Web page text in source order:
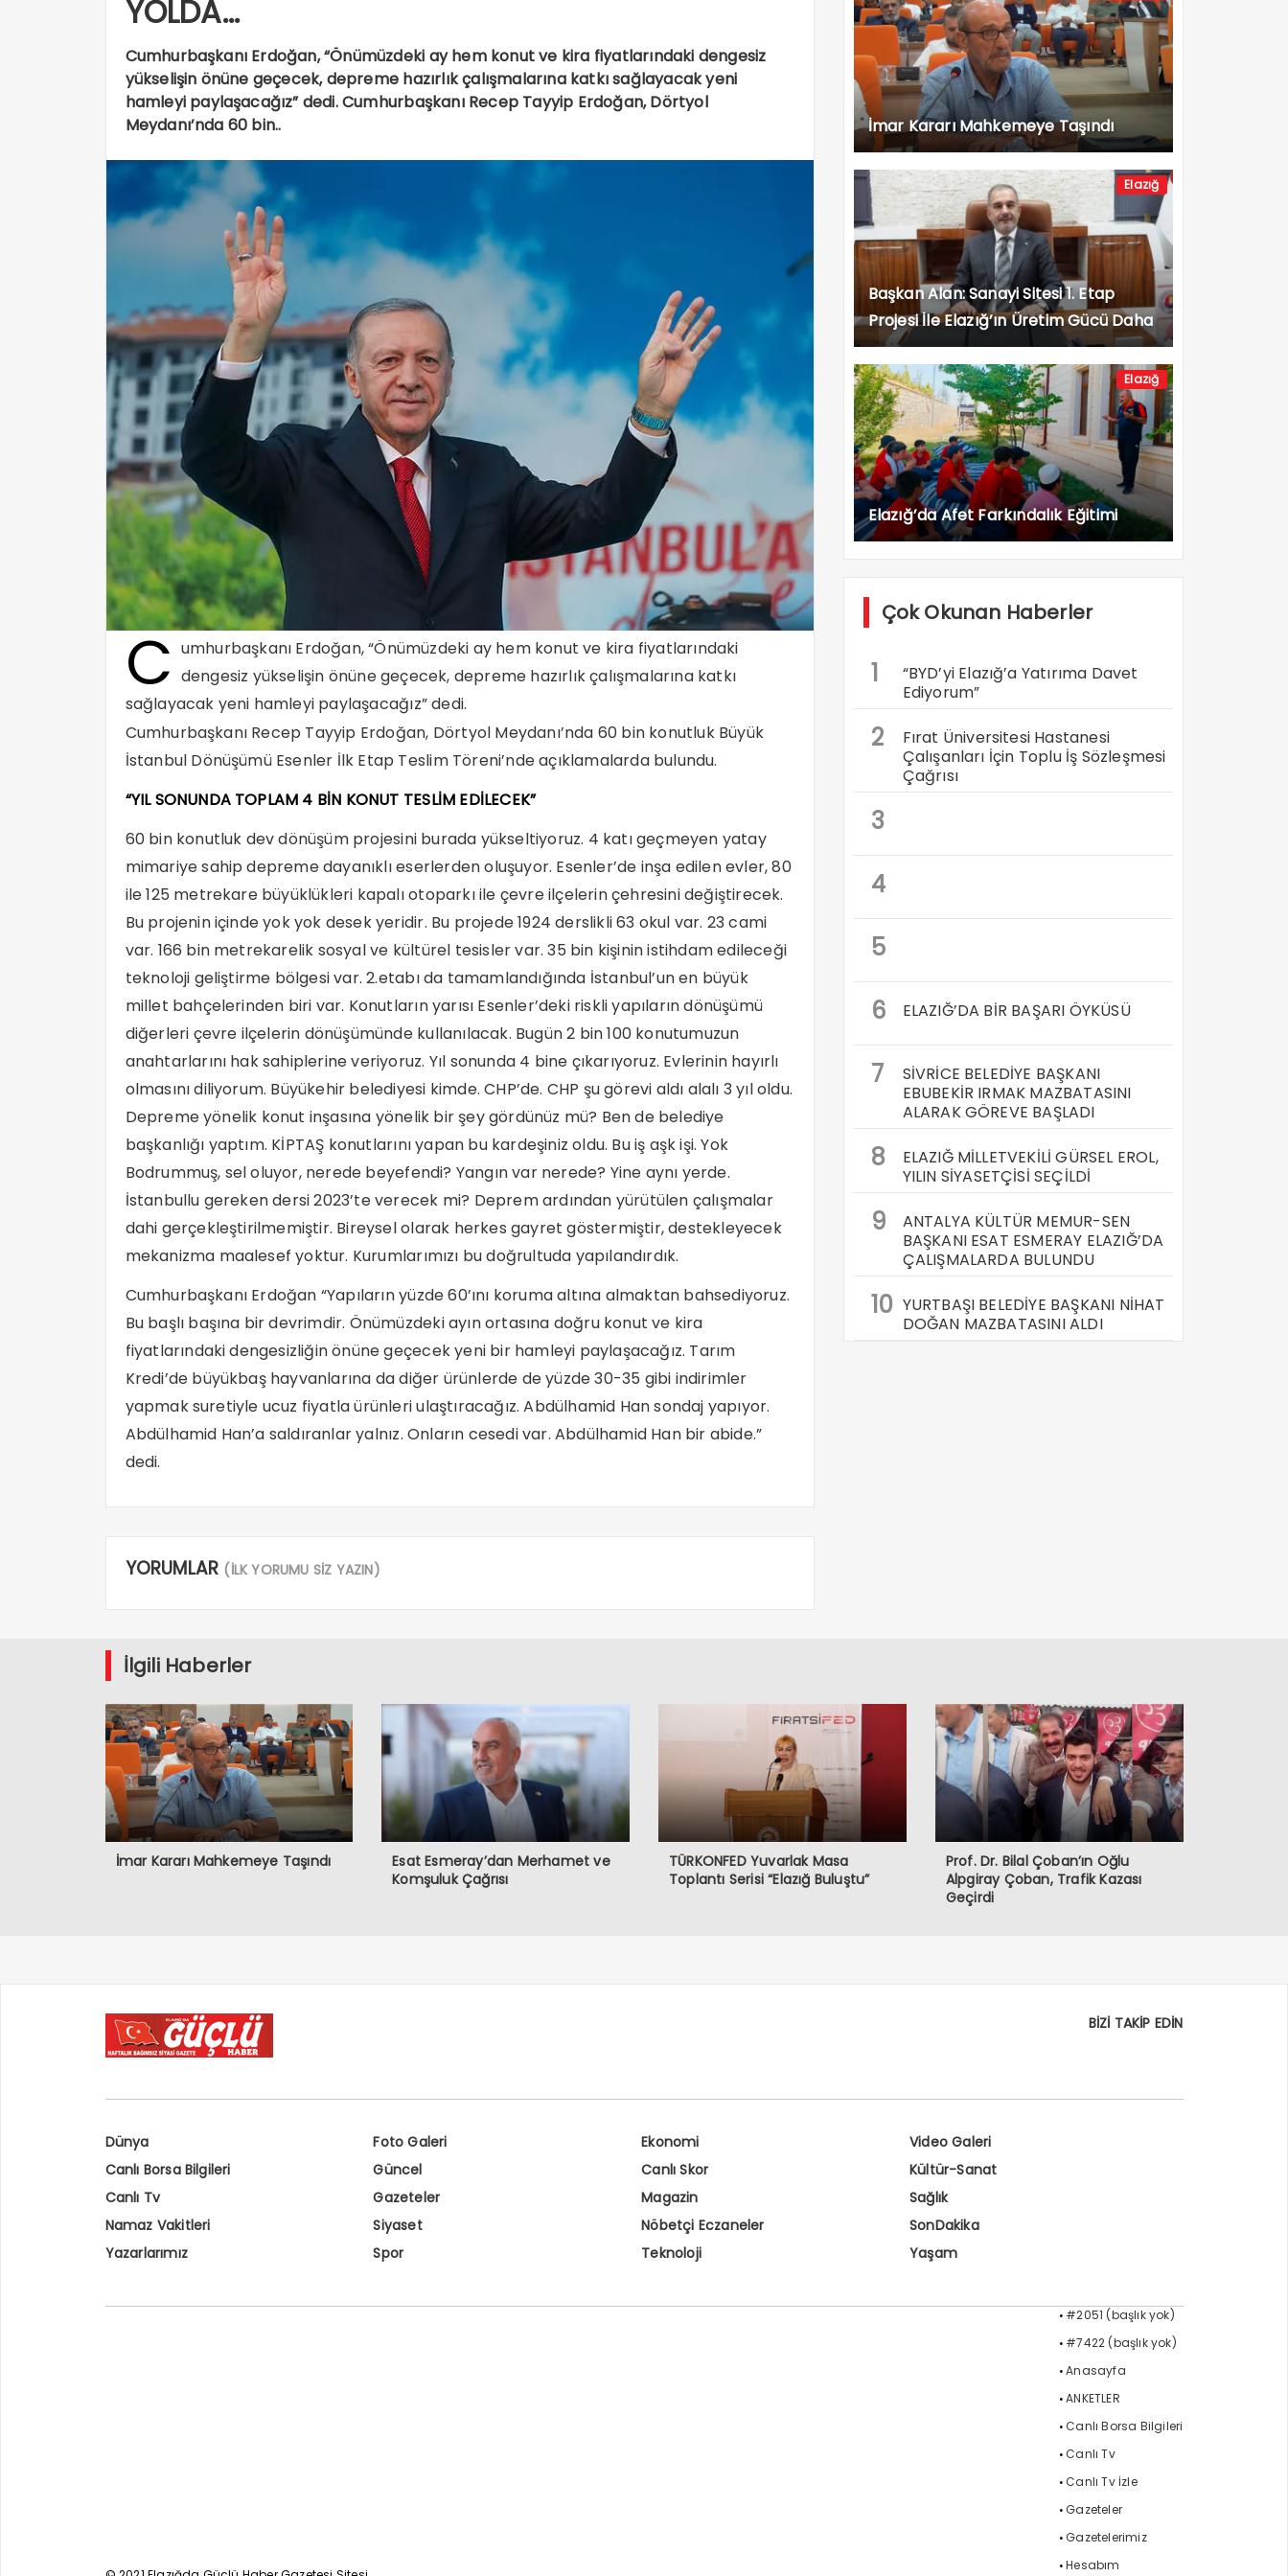
YOLDA…
Cumhurbaşkanı Erdoğan, “Önümüzdeki ay hem konut ve kira fiyatlarındaki dengesiz
yükselişin önüne geçecek, depreme hazırlık çalışmalarına katkı sağlayacak yeni
hamleyi paylaşacağız” dedi. Cumhurbaşkanı Recep Tayyip Erdoğan, Dörtyol
Meydanı’nda 60 bin..
C umhurbaşkanı Erdoğan, “Önümüzdeki ay hem konut ve kira fiyatlarındaki
dengesiz yükselişin önüne geçecek, depreme hazırlık çalışmalarına katkı
sağlayacak yeni hamleyi paylaşacağız” dedi.
Cumhurbaşkanı Recep Tayyip Erdoğan, Dörtyol Meydanı’nda 60 bin konutluk Büyük
İstanbul Dönüşümü Esenler İlk Etap Teslim Töreni’nde açıklamalarda bulundu.
“YIL SONUNDA TOPLAM 4 BİN KONUT TESLİM EDİLECEK”
60 bin konutluk dev dönüşüm projesini burada yükseltiyoruz. 4 katı geçmeyen yatay
mimariye sahip depreme dayanıklı eserlerden oluşuyor. Esenler’de inşa edilen evler, 80
ile 125 metrekare büyüklükleri kapalı otoparkı ile çevre ilçelerin çehresini değiştirecek.
Bu projenin içinde yok yok desek yeridir. Bu projede 1924 derslikli 63 okul var. 23 cami
var. 166 bin metrekarelik sosyal ve kültürel tesisler var. 35 bin kişinin istihdam edileceği
teknoloji geliştirme bölgesi var. 2.etabı da tamamlandığında İstanbul’un en büyük
millet bahçelerinden biri var. Konutların yarısı Esenler’deki riskli yapıların dönüşümü
diğerleri çevre ilçelerin dönüşümünde kullanılacak. Bugün 2 bin 100 konutumuzun
anahtarlarını hak sahiplerine veriyoruz. Yıl sonunda 4 bine çıkarıyoruz. Evlerinin hayırlı
olmasını diliyorum. Büyükehir belediyesi kimde. CHP’de. CHP şu görevi aldı alalı 3 yıl oldu.
Depreme yönelik konut inşasına yönelik bir şey gördünüz mü? Ben de belediye
başkanlığı yaptım. KİPTAŞ konutlarını yapan bu kardeşiniz oldu. Bu iş aşk işi. Yok
Bodrummuş, sel oluyor, nerede beyefendi? Yangın var nerede? Yine aynı yerde.
İstanbullu gereken dersi 2023’te verecek mi? Deprem ardından yürütülen çalışmalar
dahi gerçekleştirilmemiştir. Bireysel olarak herkes gayret göstermiştir, destekleyecek
mekanizma maalesef yoktur. Kurumlarımızı bu doğrultuda yapılandırdık.
Cumhurbaşkanı Erdoğan “Yapıların yüzde 60’ını koruma altına almaktan bahsediyoruz.
Bu başlı başına bir devrimdir. Önümüzdeki ayın ortasına doğru konut ve kira
fiyatlarındaki dengesizliğin önüne geçecek yeni bir hamleyi paylaşacağız. Tarım
Kredi’de büyükbaş hayvanlarına da diğer ürünlerde de yüzde 30-35 gibi indirimler
yapmak suretiyle ucuz fiyatla ürünleri ulaştıracağız. Abdülhamid Han sondaj yapıyor.
Abdülhamid Han’a saldıranlar yalnız. Onların cesedi var. Abdülhamid Han bir abide.”
dedi.
YORUMLAR (İLK YORUMU SİZ YAZIN)
İmar Kararı Mahkemeye Taşındı
Elazığ
Başkan Alan: Sanayi Sitesi 1. Etap
Projesi İle Elazığ’ın Üretim Gücü Daha
da Artacak”
Elazığ
Elazığ’da Afet Farkındalık Eğitimi
Çok Okunan Haberler
1
“BYD’yi Elazığ’a Yatırıma Davet
Ediyorum”
2
Fırat Üniversitesi Hastanesi
Çalışanları İçin Toplu İş Sözleşmesi
Çağrısı
3
4
5
6
ELAZIĞ’DA BİR BAŞARI ÖYKÜSÜ
7
SİVRİCE BELEDİYE BAŞKANI
EBUBEKİR IRMAK MAZBATASINI
ALARAK GÖREVE BAŞLADI
8
ELAZIĞ MİLLETVEKİLİ GÜRSEL EROL,
YILIN SİYASETÇİSİ SEÇİLDİ
9
ANTALYA KÜLTÜR MEMUR-SEN
BAŞKANI ESAT ESMERAY ELAZIĞ’DA
ÇALIŞMALARDA BULUNDU
10 YURTBAŞI BELEDİYE BAŞKANI NİHAT
DOĞAN MAZBATASINI ALDI
İlgili Haberler
İmar Kararı Mahkemeye Taşındı
Esat Esmeray’dan Merhamet ve
Komşuluk Çağrısı
TÜRKONFED Yuvarlak Masa
Toplantı Serisi “Elazığ Buluştu”
Prof. Dr. Bilal Çoban’ın Oğlu
Alpgiray Çoban, Trafik Kazası
Geçirdi
BİZİ TAKİP EDİN
Dünya Foto Galeri Ekonomi
Video Galeri
Canlı Borsa Bilgileri
Güncel Canlı Skor
Kültür-Sanat
Canlı Tv
Gazeteler Magazin
Sağlık
Namaz Vakitleri
Siyaset Nöbetçi Eczaneler
SonDakika
Yazarlarımız
Spor Teknoloji Yaşam
#2051 (başlık yok)
#7422 (başlık yok)
Anasayfa
ANKETLER
Canlı Borsa Bilgileri
Canlı Tv
Canlı Tv İzle
Gazeteler
Gazetelerimiz
Hesabım